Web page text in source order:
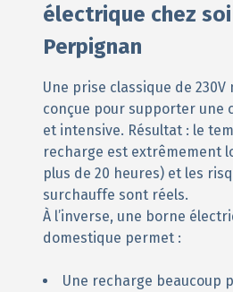
électrique chez
Perpignan
Une prise classique de 230V
conçue pour supporter une
et intensive. Résultat : le
recharge est extrêmement
plus de 20 heures) et les
surchauffe sont réels.
À l’inverse, une borne
domestique permet :
Une recharge beaucoup